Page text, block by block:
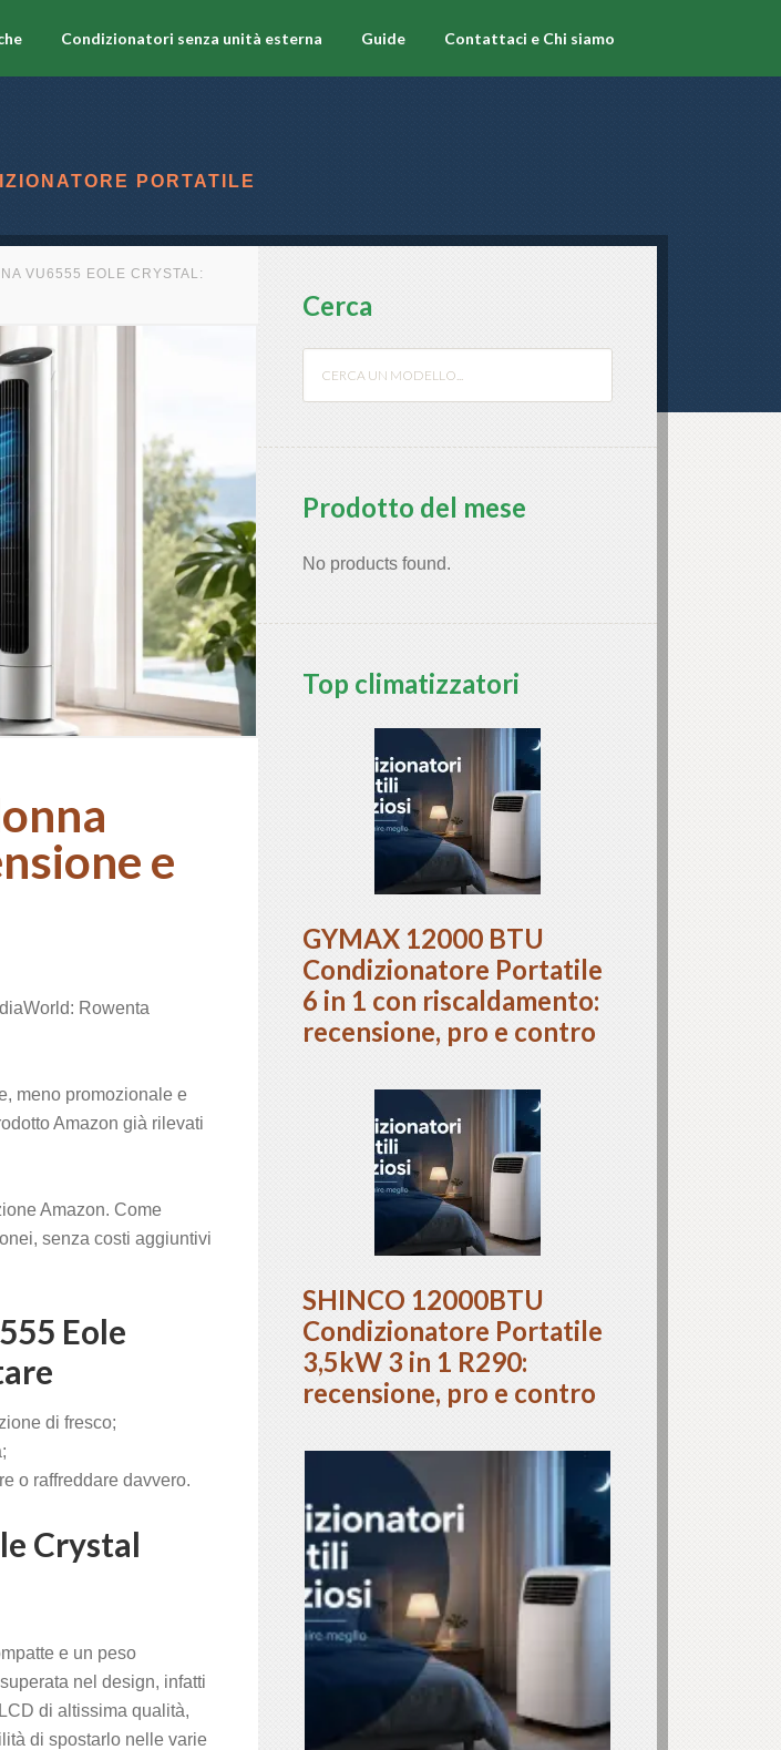
Condizionatori senza unità esterna Guide Contattaci e Chi siamo
PORTATILE
VU6555 EOLE CRYSTAL:
e
Rowenta
meno promozionale e
Amazon già rilevati
Amazon. Come
senza costi aggiuntivi
Eole
di fresco;
o raffreddare davvero.
Crystal
e un peso
nel design, infatti
di altissima qualità,
di spostarlo nelle varie
Cerca
Prodotto del mese
No products found.
Top climatizzatori
GYMAX 12000 BTU
Condizionatore Portatile
6 in 1 con riscaldamento:
recensione, pro e contro
SHINCO 12000BTU
Condizionatore Portatile
3,5kW 3 in 1 R290:
recensione, pro e contro